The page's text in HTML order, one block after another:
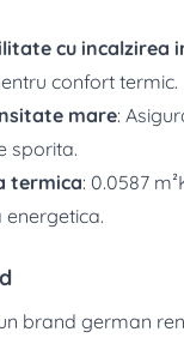
cu incalzirea
confort termic.
mare:
sporita.
termica: 0.0587
energetica.
brand german